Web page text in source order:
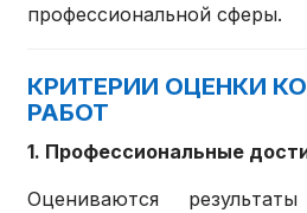
профессиональной сферы.
КРИТЕРИИ ОЦЕНКИ
РАБОТ
1. Профессиональные
Оцениваются